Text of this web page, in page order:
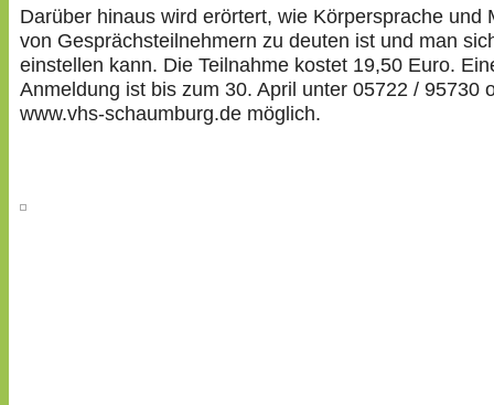
Darüber hinaus wird erörtert, wie Körpersprache und
von Gesprächsteilnehmern zu deuten ist und man
einstellen kann. Die Teilnahme kostet 19,50 Euro.
Anmeldung ist bis zum 30. April unter 05722 / 95730
www.vhs-schaumburg.de möglich.